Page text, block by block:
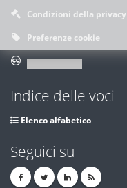
Condizioni della privacy
Preferenze cookie
Indice delle voci
Elenco alfabetico
Seguici su